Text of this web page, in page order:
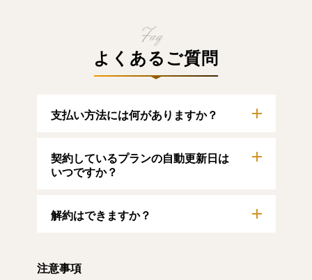
よくあるご質問
支払い方法には何がありますか？
す。
【クレジットカード】
契約しているプランの自動更新日は
いつですか？
ンのご利用期間は、マイページにてご確認い
解約はできますか？
事をお読みいただけます。なお、日割り清算
注意事項